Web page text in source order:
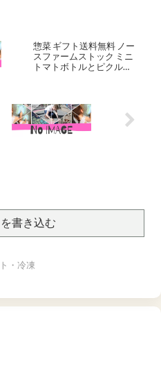
惣菜 ギフト送料無料 ノー
スファームストック ミニ
トマトボトルとピクルス
酢漬け】[card]【SSS_1】
書き込む
・冷凍